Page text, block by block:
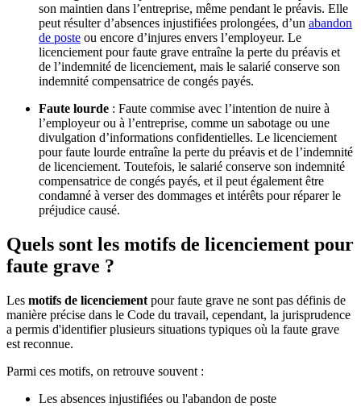
son maintien dans l’entreprise, même pendant le préavis. Elle
peut résulter d’absences injustifiées prolongées, d’un abandon
de poste ou encore d’injures envers l’employeur. Le
licenciement pour faute grave entraîne la perte du préavis et
de l’indemnité de licenciement, mais le salarié conserve son
indemnité compensatrice de congés payés.
Faute lourde : Faute commise avec l’intention de nuire à
l’employeur ou à l’entreprise, comme un sabotage ou une
divulgation d’informations confidentielles. Le licenciement
pour faute lourde entraîne la perte du préavis et de l’indemnité
de licenciement. Toutefois, le salarié conserve son indemnité
compensatrice de congés payés, et il peut également être
condamné à verser des dommages et intérêts pour réparer le
préjudice causé.
Quels sont les motifs de licenciement pour
faute grave ?
Les motifs de licenciement pour faute grave ne sont pas définis de
manière précise dans le Code du travail, cependant, la jurisprudence
a permis d'identifier plusieurs situations typiques où la faute grave
est reconnue.
Parmi ces motifs, on retrouve souvent :
Les absences injustifiées ou l'abandon de poste